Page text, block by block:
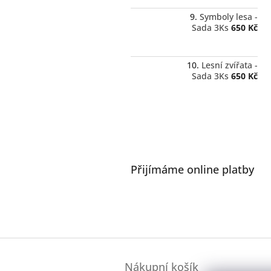
Symboly lesa -
Sada 3Ks 650 Kč
Lesní zvířata -
Sada 3Ks 650 Kč
Přijímáme online platby
Nákupní košík